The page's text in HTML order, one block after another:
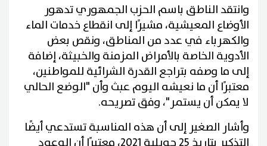
وانتقد الناطق باسم الحزب الجمهوري تدهور
الأوضاع المعيشية، مشيرًا إلى انقطاع خدمات الماء
والكهرباء في عدد من المناطق، ونقص بعض
الأدوية الخاصة بالأمراض المزمنة والخبيثة، إضافة
إلى ما وصفه بتراجع القدرة الشرائية للمواطنين،
معتبرًا أن ما نعيشه اليوم عبث وأن "الوضع الحالي
لا يمكن أن يستمر"، وفق تصريحه.
وأشار الصغير إلى أن هذه المناسبة تستدعي أيضًا
التذكير بتاريخ 25 جويلية 2021، معتبرًا أن الوعود